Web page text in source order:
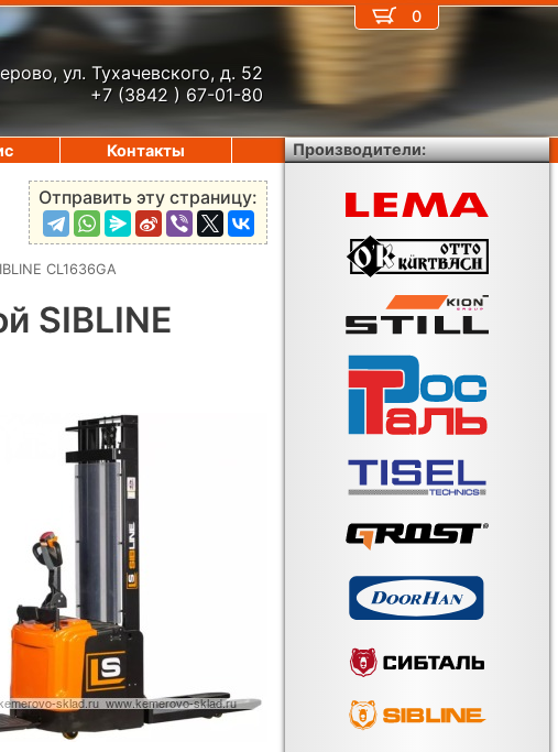
ул. Тухачевского, д. 52
+7 (3842 ) 67-01-80
Отправить эту страницу:
CL1636GA
SIBLINE
0
Контакты Производители: